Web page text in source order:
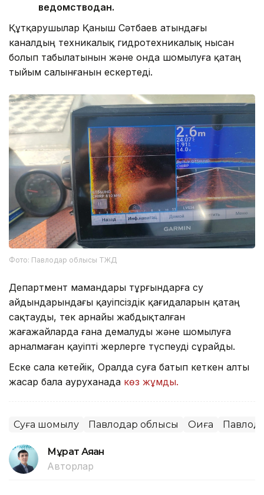
ведомстводан.
Құтқарушылар Қаныш Сәтбаев атындағы
каналдың техникалық гидротехникалық нысан
болып табылатынын және онда шомылуға қатаң
тыйым салынғанын ескертеді.
Фото: Павлодар облысы ТЖД
Департмент мамандары тұрғындарға су
айдындарындағы қауіпсіздік қағидаларын қатаң
сақтауды, тек арнайы жабдықталған
жағажайларда ғана демалуды және шомылуға
арналмаған қауіпті жерлерге түспеуді сұрайды.
Еске сала кетейік, Оралда суға батып кеткен алты
жасар бала ауруханада көз жұмды.
Суға шомылу Павлодар облысы Оқиға
Мұрат Аяған
Авторлар